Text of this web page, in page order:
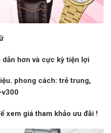
hơn và cực kỳ tiện lợi
phong cách:trẻ trung,
xem giá tham khảo ưu đãi !